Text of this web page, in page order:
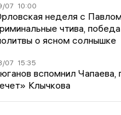
07 10:00
неделя с
чтива,
о ясном солнышке
07 15:35
вспомнил Чапаева,
Клычкова